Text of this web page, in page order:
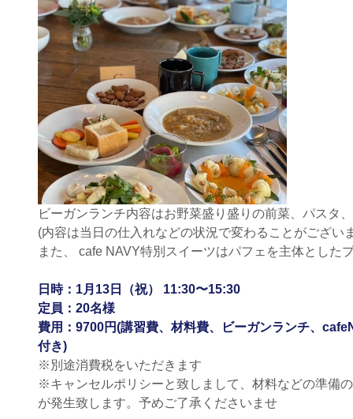
ビーガンランチ内容はお野菜盛り盛りの前菜、パスタ
(内容は当日の仕入れなどの状況で変わることがござい
また、 cafe NAVY特別スイーツはパフェを主体とした
日時：1月13日（祝） 11:30〜15:30
定員：20名様
費用：9700円(講習費、材料費、ビーガンランチ、
付き)
※別途消費税をいただきます
※キャンセルポリシーと致しまして、材料などの準備
が発生致します。予めご了承くださいませ